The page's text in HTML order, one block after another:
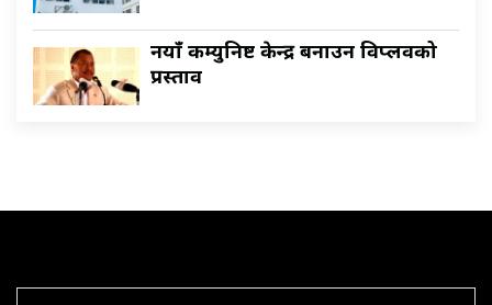
नयाँ कम्युनिष्ट केन्द्र बनाउन विप्लवको
प्रस्ताव